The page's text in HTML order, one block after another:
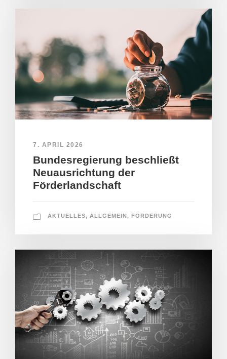
7. APRIL 2026
Bundesregierung beschließt
Neuausrichtung der
Förderlandschaft
AKTUELLES, ALLGEMEIN, FÖRDERUNG